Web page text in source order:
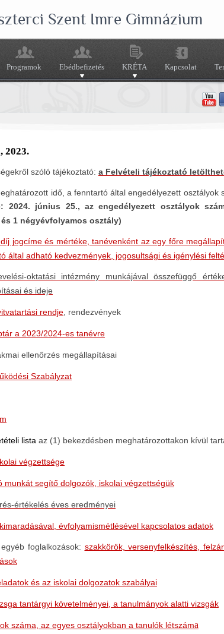
Szent Imre Gimnázium
Programok Ebédbefizetés KRÉTA Kapcsolat
2023.
szóló tájékoztató: a Felvételi tájékoztató
idő, a fenntartó által engedélyezett osztályok
2024. június 25., az engedélyezett osztályok
1 négyévfolyamos osztály)
jogcíme és mértéke, tanévenként az egy főre
által adható kedvezmények, jogosultsági és igénylési
oktatási intézmény munkájával összefüggő
és ideje
rendje , rendezvények
a 2023/2024-es tanévre
ellenőrzés megállapításai
Szabályzat
lista az (1) bekezdésben meghatározottakon kívül
végzettsége
munkát segítő dolgozók, iskolai végzettségük
értékelés éves eredményei
évfolyamismétlésével kapcsolatos adatok
foglalkozások: szakkörök, versenyfelkészítés,
és az iskolai dolgozatok szabályai
tantárgyi követelményei, a tanulmányok alatti vizsgák
száma, az egyes osztályokban a tanulók létszáma